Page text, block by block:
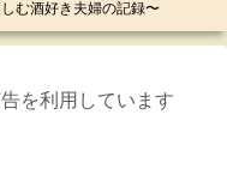
む酒好き夫婦の記録〜
を利用しています